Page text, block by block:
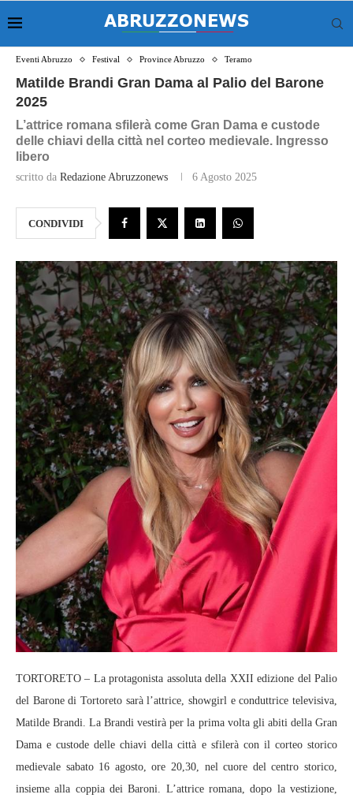
Eventi Abruzzo Festival Province Abruzzo Teramo
Matilde Brandi Gran Dama al Palio del Barone
2025
L’attrice romana sfilerà come Gran Dama e custode
delle chiavi della città nel corteo medievale. Ingresso
libero
scritto da Redazione Abruzzonews 6 Agosto 2025
CONDIVIDI
TORTORETO – La protagonista assoluta della XXII edizione del Palio
del Barone di Tortoreto sarà l’attrice, showgirl e conduttrice televisiva,
Matilde Brandi. La Brandi vestirà per la prima volta gli abiti della Gran
Dama e custode delle chiavi della città e sfilerà con il corteo storico
medievale sabato 16 agosto, ore 20,30, nel cuore del centro storico,
insieme alla coppia dei Baroni. L’attrice romana, dopo la vestizione,